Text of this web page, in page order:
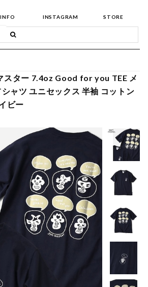
INFO INSTAGRAM STORE
ター 7.4oz Good for you TEE メ
ャツ ユニセックス 半袖 コットン
ビー